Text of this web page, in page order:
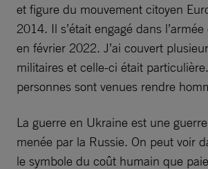
et figure du mouvement citoyen
2014. Il s’était engagé dans l’armée
en février 2022. J’ai couvert
militaires et celle-ci était
personnes sont venues rendre
La guerre en Ukraine est une
menée par la Russie. On peut voir
le symbole du coût humain que